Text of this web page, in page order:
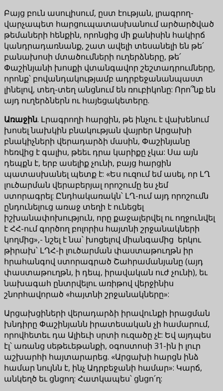
Բայց բուն ասուլիսում, ըստ էության, լրագրող-
վարչապետ հարցուպատասխանում արծարծված
թեմաների հենքին, որոնցից մի քանիսին հակիրճ
կանդրադառնանք, շատ ավելի տեսանելի են թե՛
բանախոսի մտածումների ուղերձները, թե՛
Փաշինյանի խոսքի վտանգավոր շեշտադրումները,
որոնք՝ բովանդակությամբ ադրբեջանանպաստ
լինելով, տեղ-տեղ անցնում են ռուբիկոնը: Որո՞նք են
այդ ուղերձներն ու հայեցակետերը.
Առաջին. Լրագրողի հարցին, թե ինչու է վախենում
խոսել նախկին բնակության վայրեր Արցախի
բնակիչների վերադարձի մասին, Փաշինյանը
հեռվից է գալիս, թեեւ դրա կարիքը չկա: Սա այն
դեպքն է, երբ ասելիք չունի, բայց հարցին
պատասխանել պետք է: «Ես ուզում եմ ասել, որ ԼՂ
լուծարման վերաբերյալ որոշումը ես չեմ
ստորագրել: Ընդհակառակն՝ ԼՂ-ում այդ որոշումն
ընդունելուց առաջ տեղի է ունեցել
իշխանափոխություն, որը քաջալերվել ու ողջունվել
է ՀՀ-ում գործող բոլորիս հայտնի շրջանակների
կողմից»,- նշել է նա՝ խոցելով միանգամից երկու
թիրախ՝ ԼՂՀ-ի լուծարման փաստաթուղթն իր
հրահանգով ստորագրած Շահրամանյանը (այդ
փաստաթուղթն, ի դեպ, իրավական ուժ չունի), եւ
նախագահ ընտրվելու առիթով վերջինիս
շնորհավորած «հայտնի շրջանակները»:
Արցախցիների վերադարձի իրավունքի իրացման
խնդիրը Փաշինյանն իրատեսական չի համարում,
որովհետեւ դա Ալիեւի սրտի ուզածը չէ: Եվ այդպես
էլ՝ առանց սեթեւեթանքի, օգոստոսի 31-ին ի լուր
աշխարհի հայտարարեց. «Արցախի հարցն ինձ
համար նույնն է, ինչ Ադրբեջանի համար»: Կարճ,
անկեղծ եւ ցնցող: Հատկապես՝ ցնցո՛ղ: